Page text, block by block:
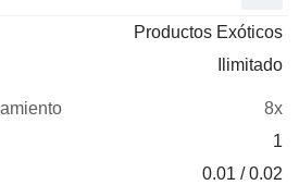
Productos Exóticos
Ilimitado
8x
1
0.01 / 0.02